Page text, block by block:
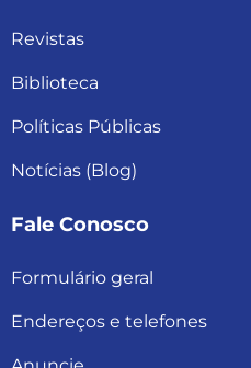
Revistas
Biblioteca
Políticas Públicas
Notícias (Blog)
Fale Conosco
Formulário geral
Endereços e telefones